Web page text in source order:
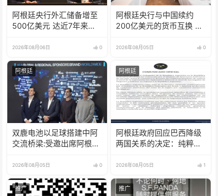
阿根廷央行外汇储备增至
500亿美元 达近7年来最
2026年08月06日 0
阿根廷央行与中国续约
200亿美元的货币互换 有
2026年08月05日 0
阿根廷
双鹿电池以足球搭建中阿
交流桥梁:受邀出席阿根廷
2026年08月05日 0
阿根廷
阿根廷政府回应巴西降级
两国关系的决定：纯粹意
2026年08月05日 1
推广 推广